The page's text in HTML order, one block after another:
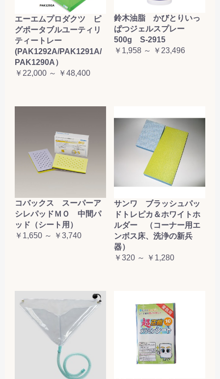
エーエムプロダクツ ピ
グポータブルユーティリ
ティートレー
(PAK1292A/PAK1291A/
PAK1290A）
￥22,000 ～ ￥48,400
鈴木油脂 かびとりいっ
ぱつジェルスプレー
500g S-2915
￥1,958 ～ ￥23,496
コバックス スーパーア
シレパッドＭＯ 中間パ
ッド（シート用）
￥1,650 ～ ￥3,740
サンワ ブラッシュパッ
ドトレピカ＆ホワイトホ
ルダー （コーナー用エ
ンボス床、洗浄の新兵
器）
￥320 ～ ￥1,280